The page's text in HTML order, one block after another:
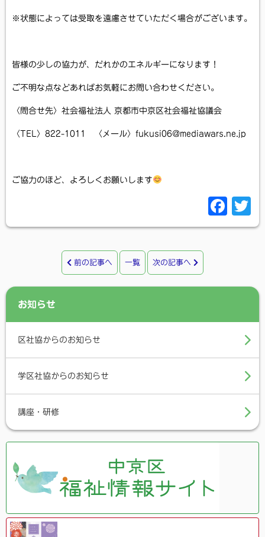
※状態によっては受取を遠慮させていただく場合がございます。
皆様の少しの協力が、だれかのエネルギーになります！
ご不明な点などあればお気軽にお問い合わせください。
〈問合せ先〉社会福祉法人 京都市中京区社会福祉協議会
〈TEL〉822-1011 〈メール〉fukusi06@mediawars.ne.jp
ご協力のほど、よろしくお願いします
F
a
b
o
t
e
r
前の記事へ 一覧 次の記事へ
お知らせ
区社協からのお知らせ
学区社協からのお知らせ
講座・研修